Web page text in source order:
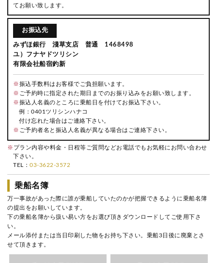
てお願い致します。
お振込先
みずほ銀行 淺草支店 普通 1468498
ユ）フナヤドツリシン
有限会社船宿釣新
※振込手数料はお客様でご負担願います。
※ ご予約時に指定された期日までのお振り込みをお願い致します。
※振込人名義のところに乗船日を付けてお振込下さい。
例：0401ツリシンハナコ
付け忘れた場合はご連絡下さい。
※ ご予約者名と振込人名義が異なる場合はご連絡下さい。
※ プラン内容や料金・日程等ご質問などお電話でもお気軽にお問い合わせ
下さい。
TEL： 03-3622-3572
乗船名簿
万一事故があった際に誰が乗船していたのかが把握できるように乗船名簿
の提出をお願いしています。
下の乗船名簿から扱い易い方をお選び頂きダウンロードしてご使用下さ
い。
メール添付または当日印刷した物をお持ち下さい。乗船3日後に廃棄とさ
せて頂きます。